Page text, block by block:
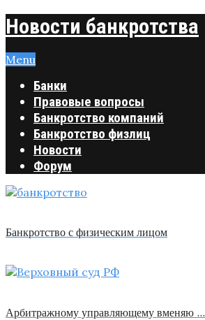
Новости банкротства
Menu
Банки
Правовые вопросы
Банкротство компаний
Банкротство физлиц
Новости
Форум
Банкротство с физическим лицом
Арбитражному управляющему вменяю …